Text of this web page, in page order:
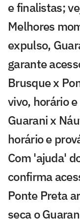
e finalistas;
Melhores
expulso,
garante
Brusque x
vivo, horário
Guarani x
horário e
Com 'ajuda'
confirma
Ponte Preta
seca o